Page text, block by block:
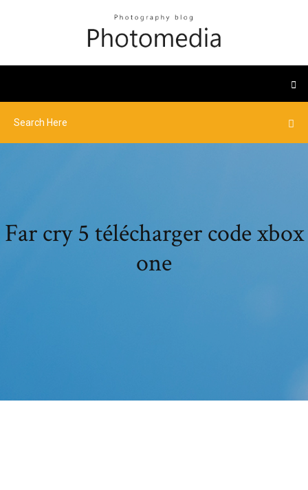
Far cry 5 télécharger code xbox
one